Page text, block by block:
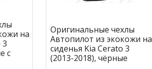
на
3
с
Оригинальные чехлы
Автопилот из экокожи на
сиденья Kia Cerato 3
(2013-2018), чёрные